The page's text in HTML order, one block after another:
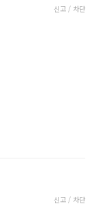
신고 / 차단
신고 / 차단